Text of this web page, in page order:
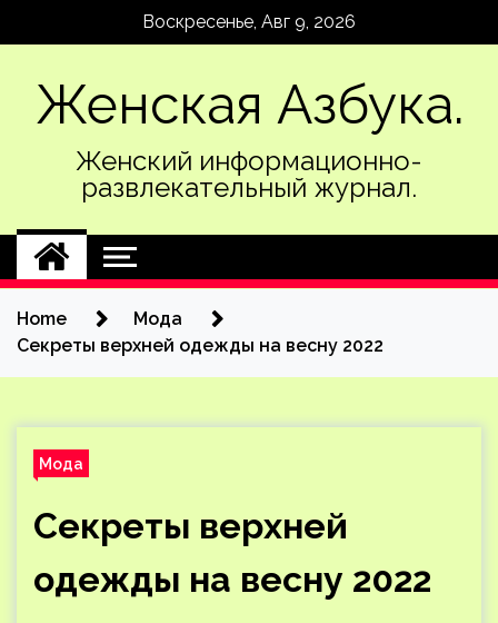
Воскресенье, Авг 9, 2026
Женская Азбука.
Женский информационно-
развлекательный журнал.
Home
Мода
Секреты верхней одежды на весну 2022
Мода
Секреты верхней
одежды на весну 2022